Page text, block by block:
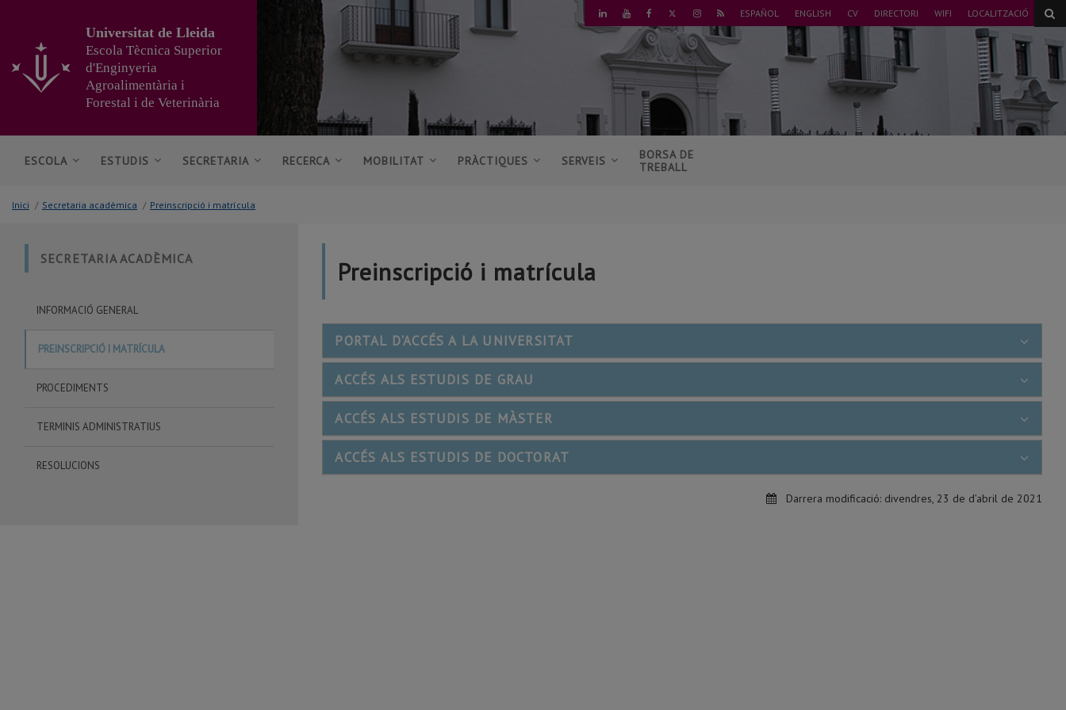
contingut
principal
de
LINKEDINYOUTUBEFACEBOOK
TWITTERINSTAGRAM
RSS ESPAÑOL ENGLISH CV DIRECTORI WIFI LOCALITZACIÓ
Universitat de Lleida
Escola Tècnica Superior
d'Enginyeria
Agroalimentària i
Forestal i de Veterinària
ESCOLA ESTUDIS SECRETARIA RECERCA MOBILITAT PRÀCTIQUES SERVEIS
BORSA DE
TREBALL
Inici / Secretaria acadèmica / Preinscripció i matrícula
SECRETARIA ACADÈMICA
INFORMACIÓ GENERAL
PREINSCRIPCIÓ I MATRÍCULA
PROCEDIMENTS
TERMINIS ADMINISTRATIUS
RESOLUCIONS
Preinscripció i matrícula
PORTAL D'ACCÉS A LA UNIVERSITAT
ACCÉS ALS ESTUDIS DE GRAU
ACCÉS ALS ESTUDIS DE MÀSTER
ACCÉS ALS ESTUDIS DE DOCTORAT
Darrera modificació: divendres, 23 de d’abril de 2021